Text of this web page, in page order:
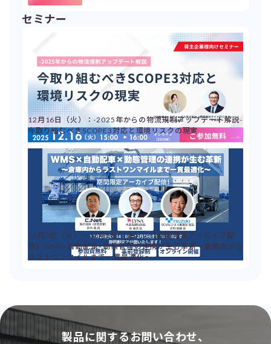
セミナー
12月16日（火）：-2025年からの物流規制アップデート解説-
今取り組むべきSCOPE3対応と環境リスクの現実
12月2日（火）～12月5日（金）：【期間限定アーカイブ配
信】WMS×自動配車×動態管理の連携が生む革新～倉庫内から
ラストワンマイルまで一貫最適化～
製品に関するお問い合わせ、